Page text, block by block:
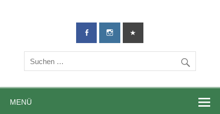
TG-Geislingen
DIE Sportadresse in Geislingen!
MENÜ